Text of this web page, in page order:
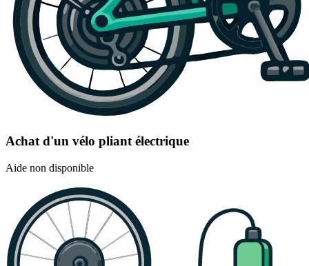
Achat d'un vélo pliant électrique
Aide non disponible